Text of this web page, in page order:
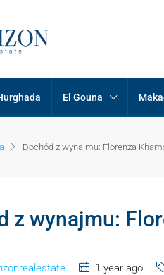
El Gouna
Dochód z wynajmu: Florenza
z wynajmu:
1 year ago